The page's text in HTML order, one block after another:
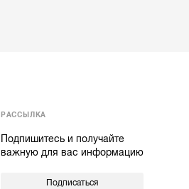
РАССЫЛКА
Подпишитесь и получайте
важную для вас информацию
Подписаться